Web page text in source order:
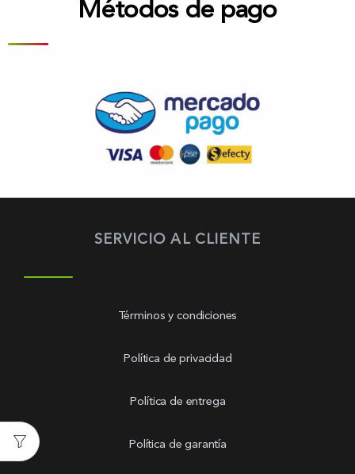
Métodos de pago
SERVICIO AL CLIENTE
Términos y condiciones
Política de privacidad
Política de entrega
Política de garantía